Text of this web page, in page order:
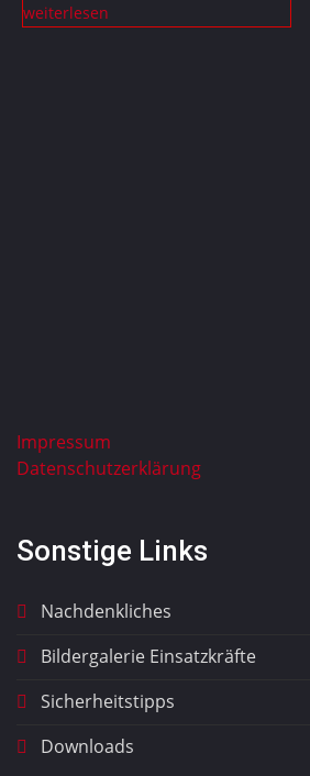
weiterlesen
Impressum
Datenschutzerklärung
Sonstige Links
Nachdenkliches
Bildergalerie Einsatzkräfte
Sicherheitstipps
Downloads